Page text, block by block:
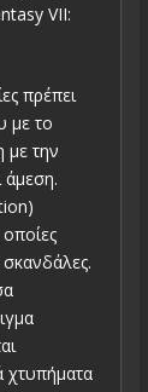
VII:
πρέπει
με το
με την
άμεση.
σκανδάλες.
χτυπήματα